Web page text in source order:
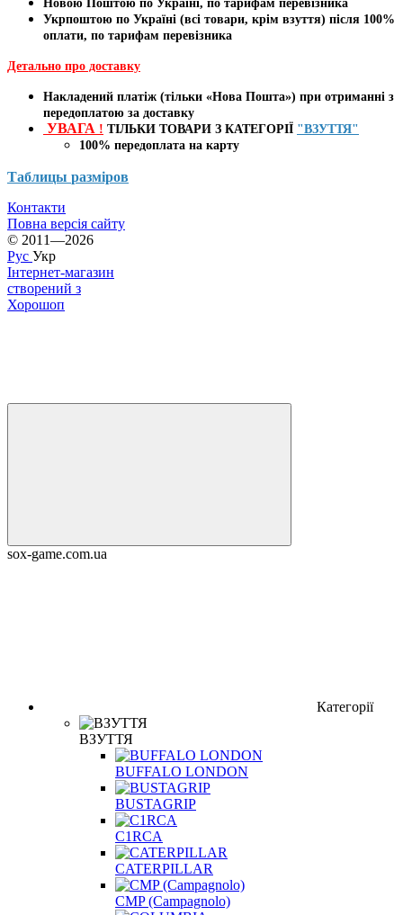
Новою Поштою по Україні, по тарифам перевізника
Укрпоштою по Україні (всі товари, крім взуття) після 100%
оплати, по тарифам перевізника
Детально про доставку
Накладений платіж (тільки «Нова Пошта») при отриманні з
передоплатою за доставку
УВАГА ! ТІЛЬКИ ТОВАРИ З КАТЕГОРІЇ "ВЗУТТЯ"
100% передоплата на карту
Таблицы разміров
Контакти
Повна версія сайту
© 2011—2026
Рус Укр
Інтернет-магазин
створений з
Хорошоп
sox-game.com.ua
Категорії
ВЗУТТЯ
BUFFALO LONDON
BUSTAGRIP
C1RCA
CATERPILLAR
CMP (Campagnolo)